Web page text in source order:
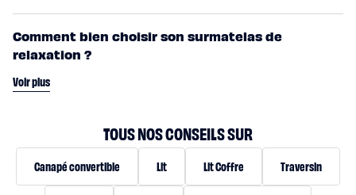
Comment bien choisir son surmatelas de
relaxation ?
Voir plus
TOUS NOS CONSEILS SUR
Canapé convertible Lit Lit Coffre Traversin